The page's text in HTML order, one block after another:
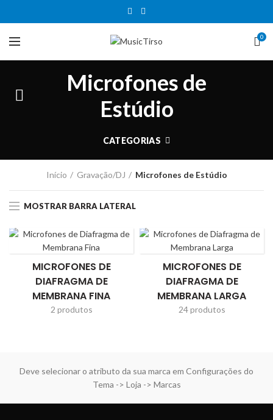
0
Microfones de
Estúdio
CATEGORIAS
Início Gravação/DJ Microfones de Estúdio
MOSTRAR BARRA LATERAL
MICROFONES DE
DIAFRAGMA DE
MEMBRANA FINA
2 produtos
MICROFONES DE
DIAFRAGMA DE
MEMBRANA LARGA
24 produtos
Deve selecionar o atributo da sua marca em Configurações do
Tema -> Loja -> Marcas